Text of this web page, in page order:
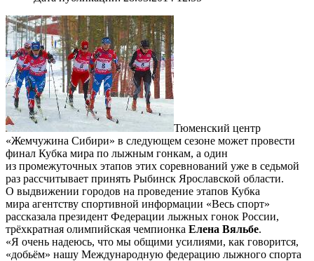
Тюменский центр
«Жемчужина Сибири» в следующем сезоне может провести
финал Кубка мира по лыжным гонкам, а один
из промежуточных этапов этих соревнований уже в седьмой
раз рассчитывает принять Рыбинск Ярославской области.
О выдвижении городов на проведение этапов Кубка
мира агентству спортивной информации «Весь спорт»
рассказала президент Федерации лыжных гонок России,
трёхкратная олимпийская чемпионка Елена Вяльбе.
«Я очень надеюсь, что мы общими усилиями, как говорится,
«добьём» нашу Международную федерацию лыжного спорта